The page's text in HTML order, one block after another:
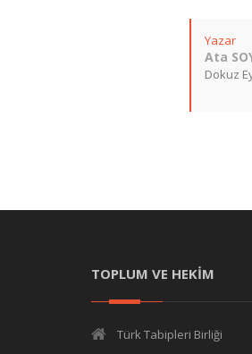
Yazar
Ata
Dokuz
TOPLUM VE HEKİM
Türk Tabipleri Birliği